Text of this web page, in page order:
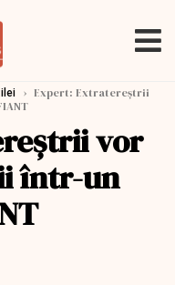
› Expert: Extratereștrii
vor
într-un